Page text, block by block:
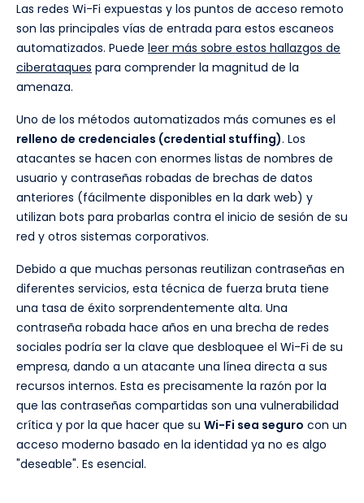
Las redes Wi-Fi expuestas y los puntos de acceso remoto
son las principales vías de entrada para estos escaneos
automatizados. Puede leer más sobre estos hallazgos de
ciberataques para comprender la magnitud de la
amenaza.
Uno de los métodos automatizados más comunes es el
relleno de credenciales (credential stuffing). Los
atacantes se hacen con enormes listas de nombres de
usuario y contraseñas robadas de brechas de datos
anteriores (fácilmente disponibles en la dark web) y
utilizan bots para probarlas contra el inicio de sesión de su
red y otros sistemas corporativos.
Debido a que muchas personas reutilizan contraseñas en
diferentes servicios, esta técnica de fuerza bruta tiene
una tasa de éxito sorprendentemente alta. Una
contraseña robada hace años en una brecha de redes
sociales podría ser la clave que desbloquee el Wi-Fi de su
empresa, dando a un atacante una línea directa a sus
recursos internos. Esta es precisamente la razón por la
que las contraseñas compartidas son una vulnerabilidad
crítica y por la que hacer que su Wi-Fi sea seguro con un
acceso moderno basado en la identidad ya no es algo
"deseable". Es esencial.